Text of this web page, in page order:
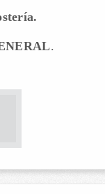
.